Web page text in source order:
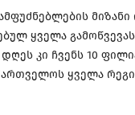
ყველა
კი ჩვენს 10
ყველა